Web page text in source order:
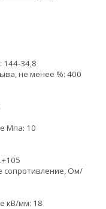
144-34,8
не менее %: 400
Мпа: 10
сопротивление, Ом/
кВ/мм: 18